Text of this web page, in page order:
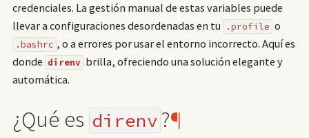
credenciales. La gestión manual de estas variables puede
llevar a configuraciones desordenadas en tu
.profile o
.bashrc , o a errores por usar el entorno incorrecto. Aquí es
donde direnv brilla, ofreciendo una solución elegante y
automática.
¿Qué es direnv?¶